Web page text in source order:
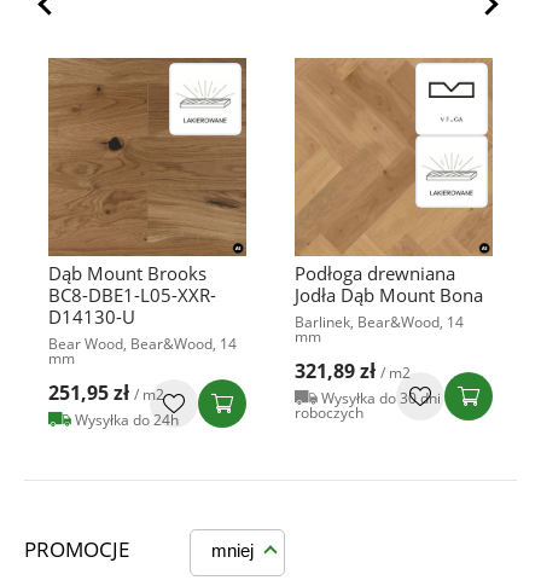
Dąb Mount Brooks
BC8-DBE1-L05-XXR-
D14130-U
Bear Wood, Bear&Wood, 14
mm
251,95 zł / m2
Wysyłka do 24h
Podłoga drewniana
Jodła Dąb Mount Bona
Barlinek, Bear&Wood, 14
mm
321,89 zł / m2
Wysyłka do 30 dni
roboczych
PROMOCJE mniej